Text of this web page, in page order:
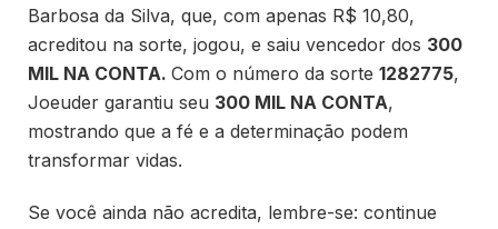
Barbosa da Silva, que, com apenas R$ 10,80,
acreditou na sorte, jogou, e saiu vencedor dos 300
MIL NA CONTA. Com o número da sorte 1282775,
Joeuder garantiu seu 300 MIL NA CONTA,
mostrando que a fé e a determinação podem
transformar vidas.
Se você ainda não acredita, lembre-se: continue